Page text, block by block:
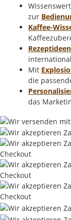
zur
Kaffee-
Rezeptideen
Mit
die
das